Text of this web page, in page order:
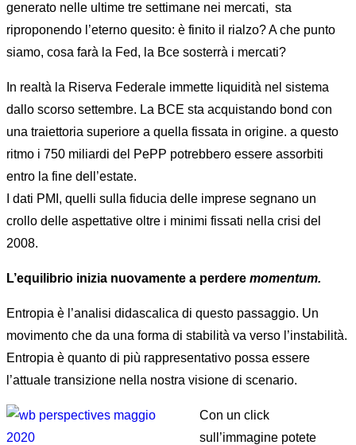
generato nelle ultime tre settimane nei mercati, sta
riproponendo l’eterno quesito: è finito il rialzo? A che punto
siamo, cosa farà la Fed, la Bce sosterrà i mercati?
In realtà la Riserva Federale immette liquidità nel sistema
dallo scorso settembre. La BCE sta acquistando bond con
una traiettoria superiore a quella fissata in origine. a questo
ritmo i 750 miliardi del PePP potrebbero essere assorbiti
entro la fine dell’estate.
I dati PMI, quelli sulla fiducia delle imprese segnano un
crollo delle aspettative oltre i minimi fissati nella crisi del
2008.
L’equilibrio inizia nuovamente a perdere momentum.
Entropia è l’analisi didascalica di questo passaggio. Un
movimento che da una forma di stabilità va verso l’instabilità.
Entropia è quanto di più rappresentativo possa essere
l’attuale transizione nella nostra visione di scenario.
Con un click
sull’immagine potete